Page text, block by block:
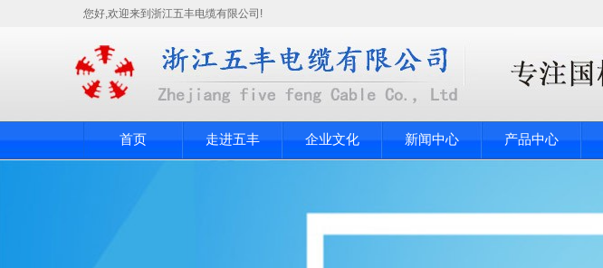
您好,欢迎来到浙江五丰电缆有限公司!
首页 走进五丰 企业文化 新闻中心 产品中心